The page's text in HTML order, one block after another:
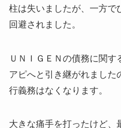
柱は失いましたが、一方で
回避されました。
ＵＮＩＧＥＮの債務に関す
アピへと引き継がれました
行義務はなくなります。
大きな痛手を打ったけど、